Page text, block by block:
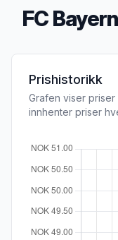
FC
Prishistorikk
Grafen viser
innhenter priser